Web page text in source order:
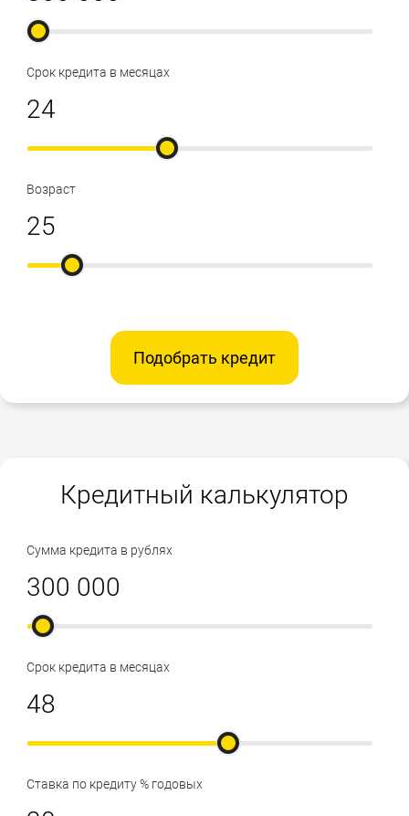
Срок кредита в месяцах
Возраст
Подобрать кредит
Кредитный калькулятор
Сумма кредита в рублях
Срок кредита в месяцах
Ставка по кредиту % годовых